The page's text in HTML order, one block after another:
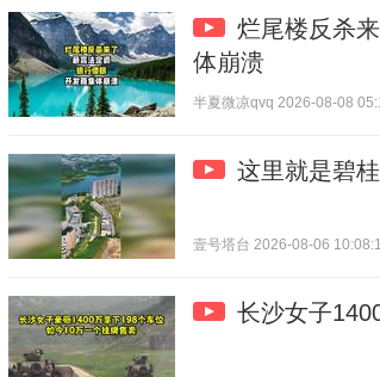
烂尾楼反杀
体崩溃
半夏微凉qvq 2026-08-08
这里就是碧
壹号塔台 2026-08-06
长沙女子